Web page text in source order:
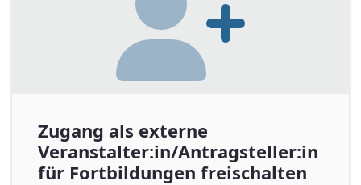
Zugang als externe
Veranstalter:in/Antragsteller:in
für Fortbildungen freischalten